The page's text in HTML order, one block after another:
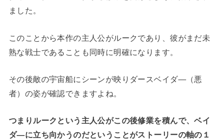
ました。
このことから本作の主人公がルークであり、彼がまだ未
熟な戦士であることも同時に明確になります。
その後敵の宇宙船にシーンが映りダースベイダ―（悪
者）の姿が確認できますよね。
つまりルークという主人公がこの後修業を積んで、ベイ
ダ―に立ち向かうのだということがストーリーの軸の１